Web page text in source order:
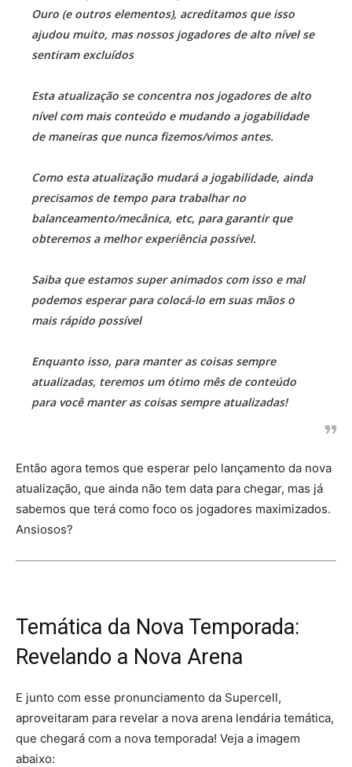
Ouro (e outros elementos), acreditamos que isso
ajudou muito, mas nossos jogadores de alto nível se
sentiram excluídos
Esta atualização se concentra nos jogadores de alto
nível com mais conteúdo e mudando a jogabilidade
de maneiras que nunca fizemos/vimos antes.
Como esta atualização mudará a jogabilidade, ainda
precisamos de tempo para trabalhar no
balanceamento/mecânica, etc, para garantir que
obteremos a melhor experiência possível.
Saiba que estamos super animados com isso e mal
podemos esperar para colocá-lo em suas mãos o
mais rápido possível
Enquanto isso, para manter as coisas sempre
atualizadas, teremos um ótimo mês de conteúdo
para você manter as coisas sempre atualizadas!
Então agora temos que esperar pelo lançamento da nova
atualização, que ainda não tem data para chegar, mas já
sabemos que terá como foco os jogadores maximizados.
Ansiosos?
Temática da Nova Temporada:
Revelando a Nova Arena
E junto com esse pronunciamento da Supercell,
aproveitaram para revelar a nova arena lendária temática,
que chegará com a nova temporada! Veja a imagem
abaixo: